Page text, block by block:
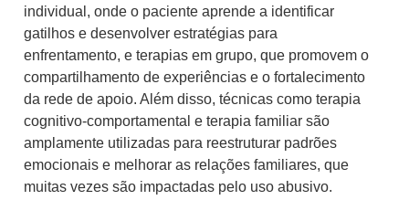
individual, onde o paciente aprende a identificar
gatilhos e desenvolver estratégias para
enfrentamento, e terapias em grupo, que promovem o
compartilhamento de experiências e o fortalecimento
da rede de apoio. Além disso, técnicas como terapia
cognitivo-comportamental e terapia familiar são
amplamente utilizadas para reestruturar padrões
emocionais e melhorar as relações familiares, que
muitas vezes são impactadas pelo uso abusivo.